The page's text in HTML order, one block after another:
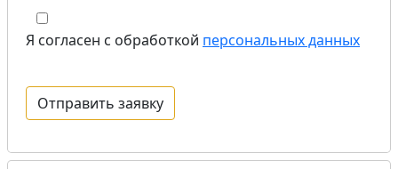
Я согласен с обработкой персональных данных